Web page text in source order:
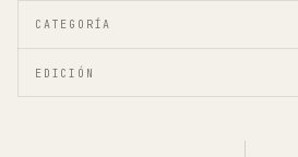
CATEGORÍA
EDICIÓN